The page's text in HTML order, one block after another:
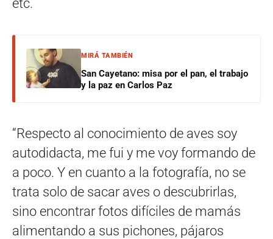
etc.
MIRÁ TAMBIÉN
San Cayetano: misa por el pan, el trabajo
y la paz en Carlos Paz
“Respecto al conocimiento de aves soy
autodidacta, me fui y me voy formando de
a poco. Y en cuanto a la fotografía, no se
trata solo de sacar aves o descubrirlas,
sino encontrar fotos difíciles de mamás
alimentando a sus pichones, pájaros